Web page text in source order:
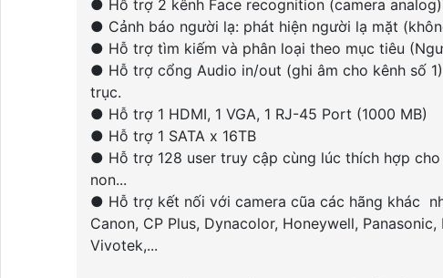
Thiết Bị Mạng
Thiết Bị Mạng
Switch HIKVISION
Switch Dahua
Thiết Bị Mạng Ruijie
Thiết Bị Mạng KBvision
● Hỗ trợ 2 kênh Face recognition (camera
● Cảnh báo người lạ: phát hiện người lạ mặt
● Hỗ trợ tìm kiếm và phân loại theo mục tiêu
● Hỗ trợ cổng Audio in/out (ghi âm cho kênh số
trục.
● Hỗ trợ 1 HDMI, 1 VGA, 1 RJ-45 Port (1000 MB)
● Hỗ trợ 1 SATA x 16TB
● Hỗ trợ 128 user truy cập cùng lúc thích hợp
non...
● Hỗ trợ kết nối với camera cũa các hãng khác
Canon, CP Plus, Dynacolor, Honeywell,
Vivotek,...